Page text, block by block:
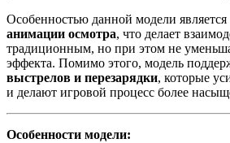
Особенностью данной модели является
анимации осмотра, что делает
традиционным, но при этом не
эффекта. Помимо этого, модель
выстрелов и перезарядки, которые
и делают игровой процесс более
Особенности модели: